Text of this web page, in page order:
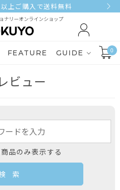
上ご購入で送料無料
ナリーオンラインショップ
FEATURE GUIDE 0
ビュー
品のみ表示する